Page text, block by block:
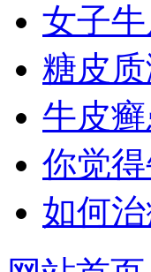
女子
糖皮
牛皮
你觉
如何